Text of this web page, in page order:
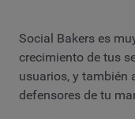
Social Bakers es
crecimiento de tus
usuarios, y también
defensores de tu